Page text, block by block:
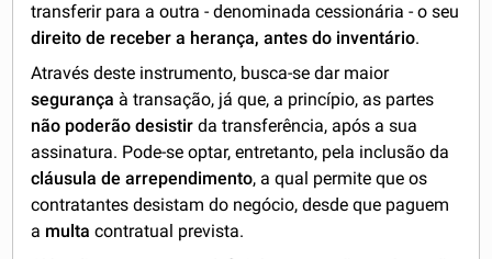
transferir para a outra - denominada cessionária - o seu
direito de receber a herança, antes do inventário.
Através deste instrumento, busca-se dar maior
segurança à transação, já que, a princípio, as partes
não poderão desistir da transferência, após a sua
assinatura. Pode-se optar, entretanto, pela inclusão da
cláusula de arrependimento, a qual permite que os
contratantes desistam do negócio, desde que paguem
a multa contratual prevista.